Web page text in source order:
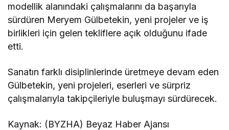
modellik alanındaki çalışmalarını da başarıyla
sürdüren Meryem Gülbetekin, yeni projeler ve iş
birlikleri için gelen tekliflere açık olduğunu ifade
etti.
Sanatın farklı disiplinlerinde üretmeye devam eden
Gülbetekin, yeni projeleri, eserleri ve sürpriz
çalışmalarıyla takipçileriyle buluşmayı sürdürecek.
Kaynak: (BYZHA) Beyaz Haber Ajansı